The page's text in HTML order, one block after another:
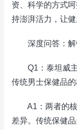
资、科学的方式
持澎湃活力，让
深度问答：解
Q1：泰坦威主
传统男士保健品
A1：两者的核
差异。传统保健